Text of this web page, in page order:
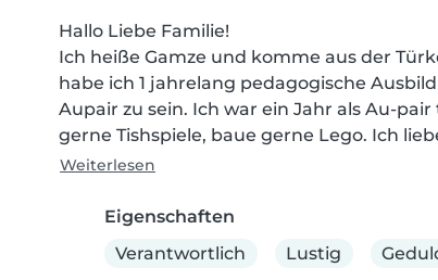
Hallo Liebe Familie!
Ich heiße Gamze und komme aus der
habe ich 1 jahrelang pedagogische
Aupair zu sein. Ich war ein Jahr als Au-
gerne Tishspiele, baue gerne Lego. Ich
Weiterlesen
Eigenschaften
Verantwortlich
Lustig